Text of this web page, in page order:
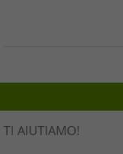
TI AIUTIAMO!